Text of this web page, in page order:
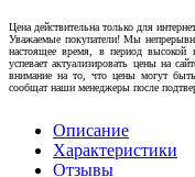
Цена действительна только для
Уважаемые покупатели! Мы
настоящее время, в период высокой
успевает актуализировать цены на
внимание на то, что цены могут
сообщат наши менеджеры после
Описание
Характеристики
Отзывы